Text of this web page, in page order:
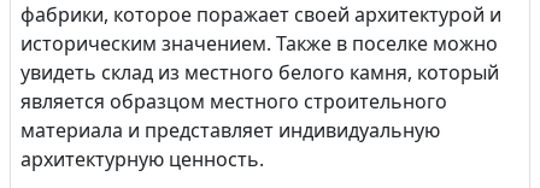
фабрики, которое поражает своей архитектурой и
историческим значением. Также в поселке можно
увидеть склад из местного белого камня, который
является образцом местного строительного
материала и представляет индивидуальную
архитектурную ценность.